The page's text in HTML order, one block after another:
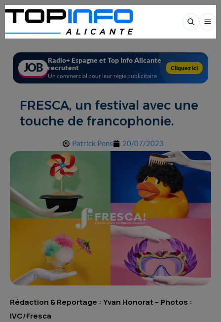
JOB
Radio+ Espagne et Top Info Alicante
recrutent
Un commercial pour leur régie publicitaire
Cliquez ici
FRESCA, un festival avec une
touche de francophonie.
Patrick Pons 20/07/2023
Rédaction & Reportage : Yvan Honorat – Photos :
IVC/Fresca